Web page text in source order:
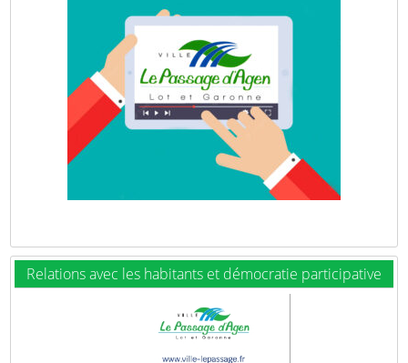
Relations avec les habitants et démocratie participative